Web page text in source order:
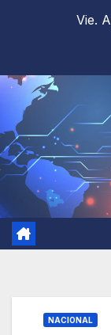
Vie.
NACIONAL